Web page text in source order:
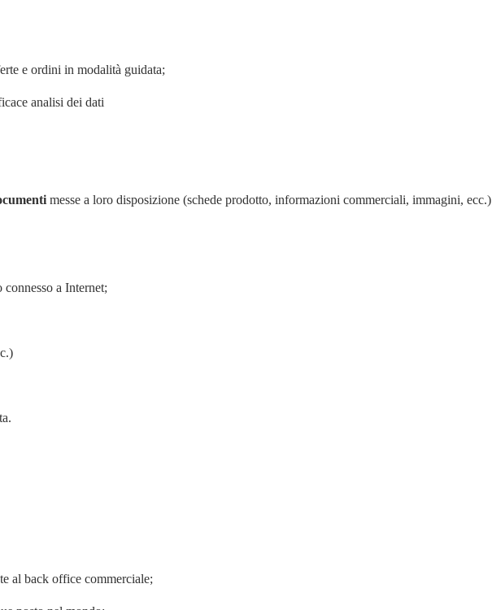
e ordini in modalità guidata;
analisi dei dati
messe a loro disposizione (schede prodotto, informazioni commerciali, immagini, ecc.)
a Internet;
al back office commerciale;